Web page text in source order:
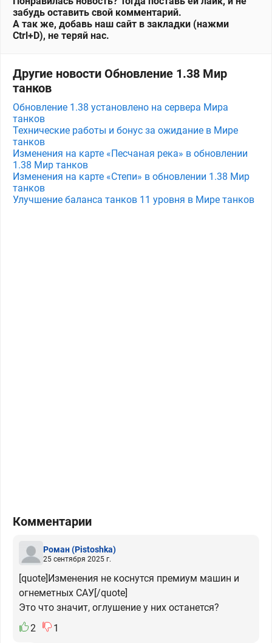
забудь оставить свой комментарий.
А так же, добавь наш сайт в закладки (нажми
Ctrl+D), не теряй нас.
Другие новости Обновление 1.38 Мир
танков
Обновление 1.38 установлено на сервера Мира
танков
Технические работы и бонус за ожидание в Мире
танков
Изменения на карте «Песчаная река» в обновлении
1.38 Мир танков
Изменения на карте «Степи» в обновлении 1.38 Мир
танков
Улучшение баланса танков 11 уровня в Мире танков
Комментарии
Роман(Pistoshka)
25 сентября 2025 г.
[quote]Изменения не коснутся премиум машин и
огнеметных САУ[/quote]
Это что значит, оглушение у них останется?
2
1